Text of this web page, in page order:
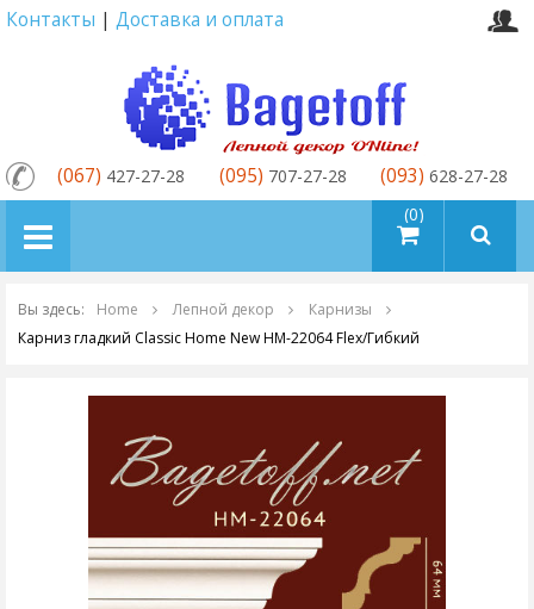
Контакты | Доставка и оплата
товаров (0)
(067) 427-27-28 (095) 707-27-28 (093) 628-27-28
Вы здесь: Home Лепной декор
Карнизы
Карниз гладкий Classic Home New HM-22064 Flex/Гибкий